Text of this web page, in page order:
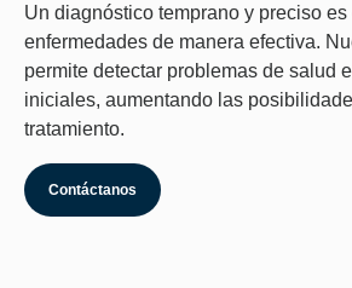
Un diagnóstico temprano y preciso
enfermedades de manera efectiva.
permite detectar problemas de salud
iniciales, aumentando las
tratamiento.
Contáctanos